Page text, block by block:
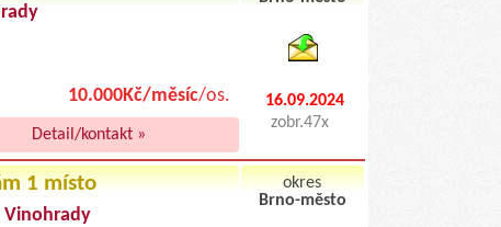
10.000Kč/měsíc/os.
Detail/kontakt »
16.09.2024
zobr.47x
1 místo
Vinohrady
okres
Brno-město